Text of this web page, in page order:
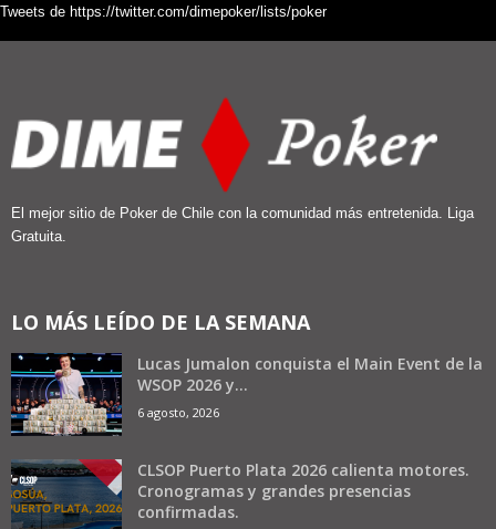
Tweets de https://twitter.com/dimepoker/lists/poker
El mejor sitio de Poker de Chile con la comunidad más entretenida. Liga
Gratuita.
LO MÁS LEÍDO DE LA SEMANA
Lucas Jumalon conquista el Main Event de la
WSOP 2026 y...
6 agosto, 2026
CLSOP Puerto Plata 2026 calienta motores.
Cronogramas y grandes presencias
confirmadas.